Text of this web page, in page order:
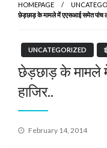
HOMEPAGE
छेड़छाड़ के मामले में एएसआई समेत पांच
UNCATEGORIZED
छेड़छाड़ के मामले
हाजिर..
Posted
February 14, 2014